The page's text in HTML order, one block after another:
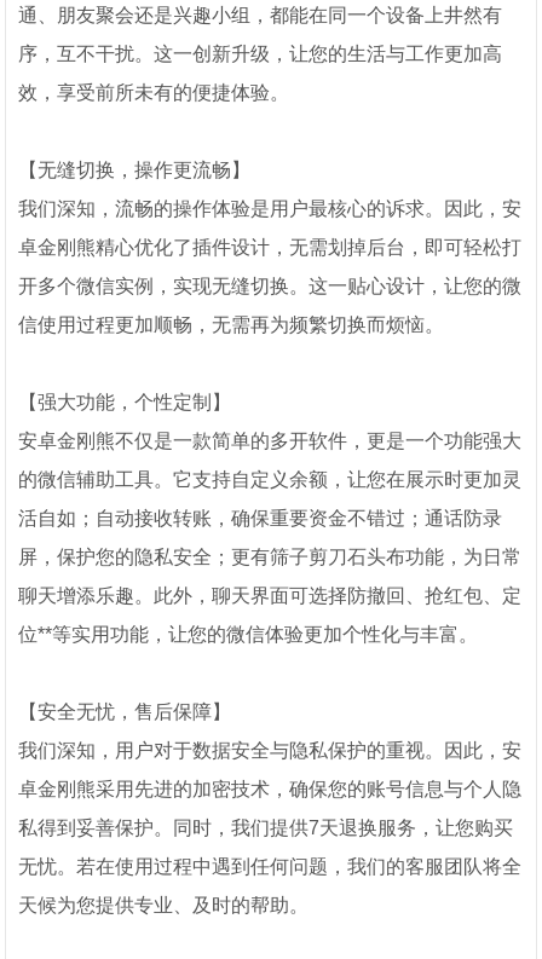
通、朋友聚会还是兴趣小组，都能在同一个设备上井然有
序，互不干扰。这一创新升级，让您的生活与工作更加高
效，享受前所未有的便捷体验。
【无缝切换，操作更流畅】
我们深知，流畅的操作体验是用户最核心的诉求。因此，安
卓金刚熊精心优化了插件设计，无需划掉后台，即可轻松打
开多个微信实例，实现无缝切换。这一贴心设计，让您的微
信使用过程更加顺畅，无需再为频繁切换而烦恼。
【强大功能，个性定制】
安卓金刚熊不仅是一款简单的多开软件，更是一个功能强大
的微信辅助工具。它支持自定义余额，让您在展示时更加灵
活自如；自动接收转账，确保重要资金不错过；通话防录
屏，保护您的隐私安全；更有筛子剪刀石头布功能，为日常
聊天增添乐趣。此外，聊天界面可选择防撤回、抢红包、定
位**等实用功能，让您的微信体验更加个性化与丰富。
【安全无忧，售后保障】
我们深知，用户对于数据安全与隐私保护的重视。因此，安
卓金刚熊采用先进的加密技术，确保您的账号信息与个人隐
私得到妥善保护。同时，我们提供7天退换服务，让您购买
无忧。若在使用过程中遇到任何问题，我们的客服团队将全
天候为您提供专业、及时的帮助。